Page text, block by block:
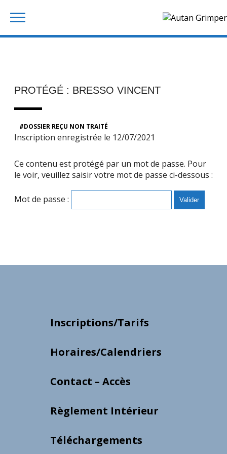
PROTÉGÉ : BRESSO VINCENT
DOSSIER REÇU NON TRAITÉ
Inscription enregistrée le 12/07/2021
Ce contenu est protégé par un mot de passe. Pour
le voir, veuillez saisir votre mot de passe ci-dessous :
Mot de passe :
Inscriptions/Tarifs
Horaires/Calendriers
Contact – Accès
Règlement Intérieur
Téléchargements